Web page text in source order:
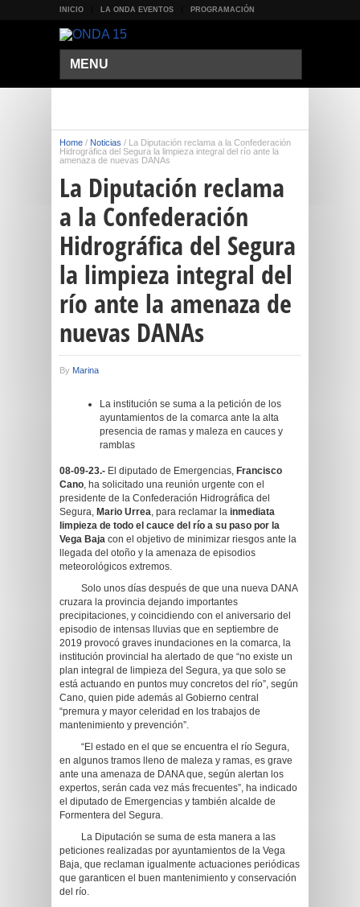
INICIO LA ONDA EVENTOS PROGRAMACIÓN
MENU
Home / Noticias / La Diputación reclama a la Confederación
Hidrográfica del Segura la limpieza integral del río ante la
amenaza de nuevas DANAs
La Diputación reclama
a la Confederación
Hidrográfica del Segura
la limpieza integral del
río ante la amenaza de
nuevas DANAs
By Marina
La institución se suma a la petición de los
ayuntamientos de la comarca ante la alta
presencia de ramas y maleza en cauces y
ramblas
08-09-23.- El diputado de Emergencias, Francisco
Cano, ha solicitado una reunión urgente con el
presidente de la Confederación Hidrográfica del
Segura, Mario Urrea, para reclamar la inmediata
limpieza de todo el cauce del río a su paso por la
Vega Baja con el objetivo de minimizar riesgos ante la
llegada del otoño y la amenaza de episodios
meteorológicos extremos.
Solo unos días después de que una nueva DANA
cruzara la provincia dejando importantes
precipitaciones, y coincidiendo con el aniversario del
episodio de intensas lluvias que en septiembre de
2019 provocó graves inundaciones en la comarca, la
institución provincial ha alertado de que “no existe un
plan integral de limpieza del Segura, ya que solo se
está actuando en puntos muy concretos del río”, según
Cano, quien pide además al Gobierno central
“premura y mayor celeridad en los trabajos de
mantenimiento y prevención”.
“El estado en el que se encuentra el río Segura,
en algunos tramos lleno de maleza y ramas, es grave
ante una amenaza de DANA que, según alertan los
expertos, serán cada vez más frecuentes”, ha indicado
el diputado de Emergencias y también alcalde de
Formentera del Segura.
La Diputación se suma de esta manera a las
peticiones realizadas por ayuntamientos de la Vega
Baja, que reclaman igualmente actuaciones periódicas
que garanticen el buen mantenimiento y conservación
del río.